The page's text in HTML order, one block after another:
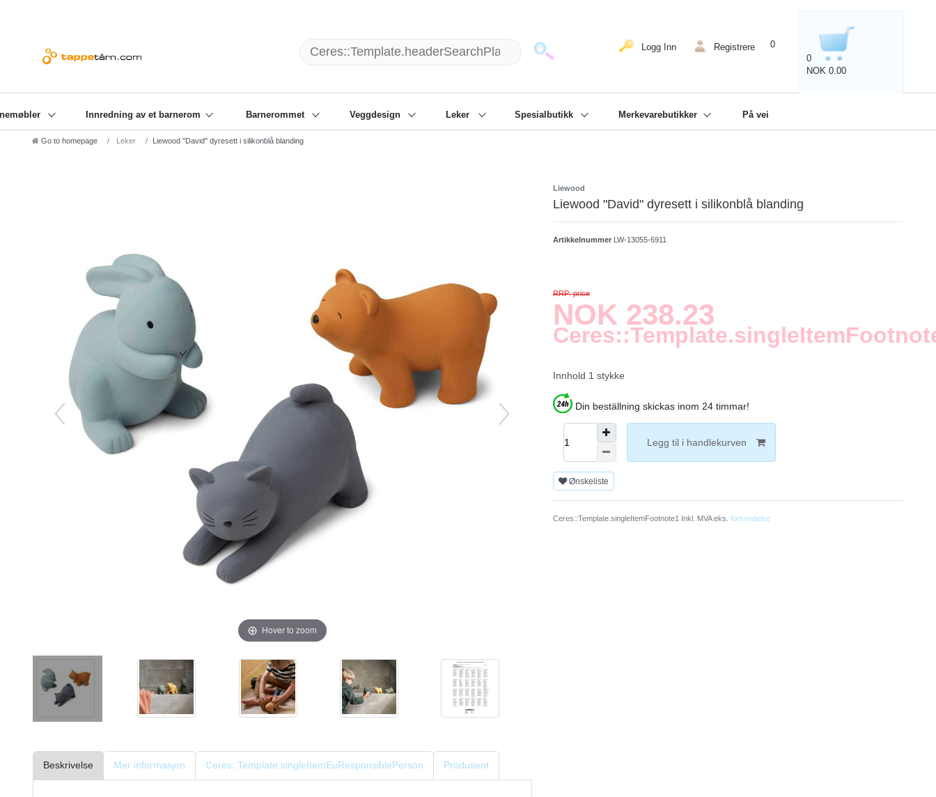
Logg Inn Registrere
0
0
NOK 0.00
Innredning av et barnerom Barnerommet Veggdesign Leker Spesialbutikk Merkevarebutikker På vei
Go to homepage Leker Liewood "David" dyresett i silikonblå blanding
Hover to zoom
Liewood
Liewood "David" dyresett i silikonblå blanding
Artikkelnummer LW-13055-6911
RRP: price
NOK 238.23
Innhold 1 stykke
Din beställning skickas inom 24 timmar!
Legg til i handlekurven
Ønskeliste
Ceres::Template.singleItemFootnote1 Inkl. MVA eks. forsendelse
Beskrivelse Mer informasjon Ceres::Template.singleItemEuResponsiblePerson Produsent